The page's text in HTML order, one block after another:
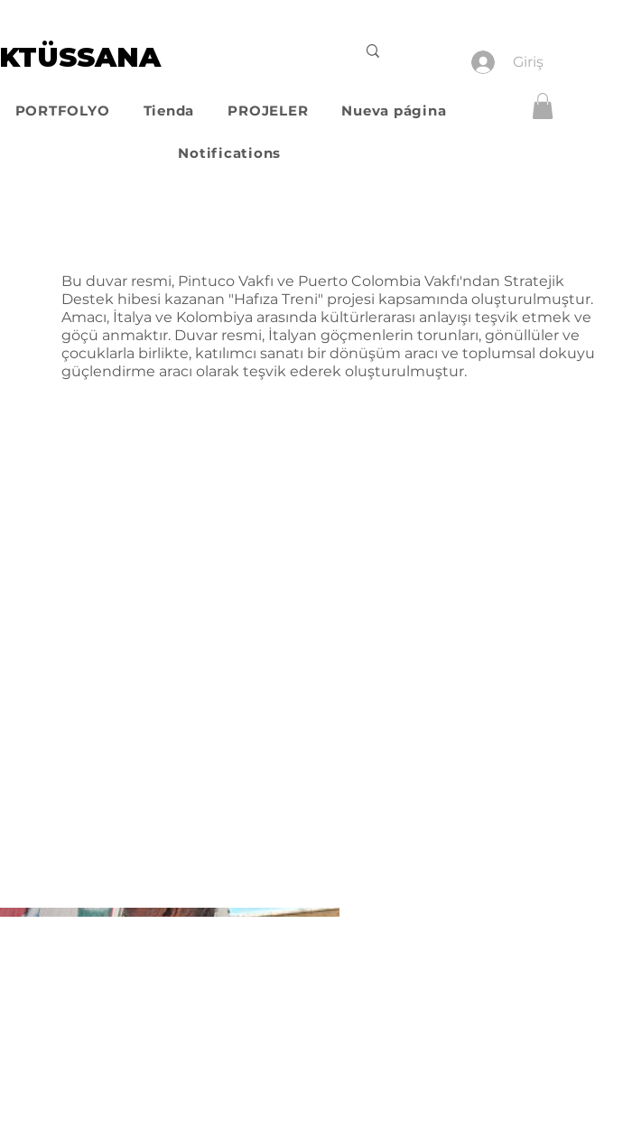
PORTFOLYO Tienda PROJELER Nueva página
Notifications
Giriş
Bu duvar resmi, Pintuco Vakfı ve Puerto Colombia Vakfı'ndan Stratejik
Destek hibesi kazanan "Hafıza Treni" projesi kapsamında oluşturulmuştur.
Amacı, İtalya ve Kolombiya arasında kültürlerarası anlayışı teşvik etmek ve
göçü anmaktır. Duvar resmi, İtalyan göçmenlerin torunları, gönüllüler ve
çocuklarla birlikte, katılımcı sanatı bir dönüşüm aracı ve toplumsal dokuyu
güçlendirme aracı olarak teşvik ederek oluşturulmuştur.